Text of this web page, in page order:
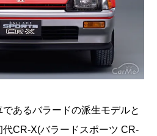
あるバラードの派生モデルと
CR-X(バラードスポーツ CR-